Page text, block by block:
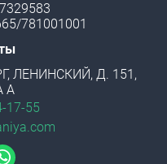
781001001
ЛЕНИНСКИЙ, Д. 151,
А
17-55